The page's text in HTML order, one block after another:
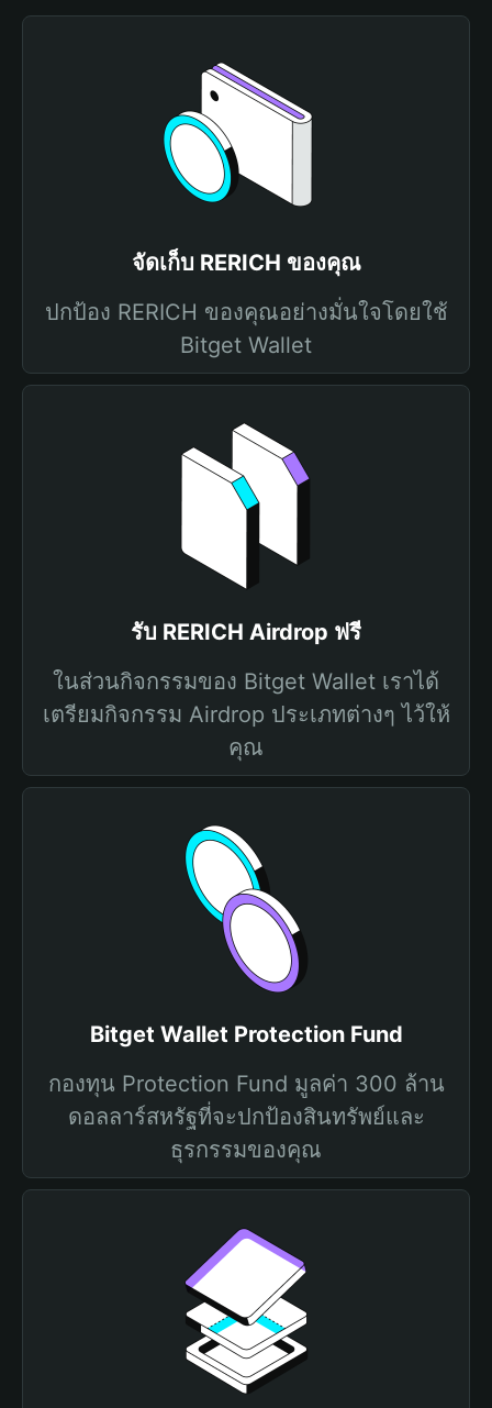
จัดเก็บ RERICH ของคุณ
ปกป้อง RERICH ของคุณอย่างมั่นใจโดยใช้
Bitget Wallet
รับ RERICH Airdrop ฟรี
ในส่วนกิจกรรมของ Bitget Wallet เราได้
เตรียมกิจกรรม Airdrop ประเภทต่างๆ ไว้ให้
คุณ
Bitget Wallet Protection Fund
กองทุน Protection Fund มูลค่า 300 ล้าน
ดอลลาร์สหรัฐที่จะปกป้องสินทรัพย์และ
ธุรกรรมของคุณ